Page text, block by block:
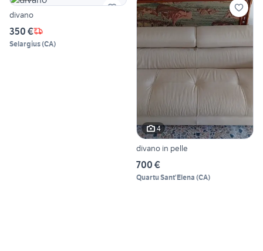
divano
350 €
Selargius(CA)
4
divano in pelle
700 €
Quartu Sant'Elena (CA)